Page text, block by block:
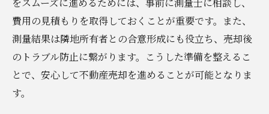
活用
特有の税制への対応策とその効果
地域住民のニーズを取り入れた売却手法
伊勢崎市での売却事例から学ぶ成功の鍵
費用の見積もりを取得しておくことが重要です。また、
測量結果は隣地所有者との合意形成にも役立ち、売却後
のトラブル防止に繋がります。こうした準備を整えるこ
とで、安心して不動産売却を進めることが可能となりま
す。